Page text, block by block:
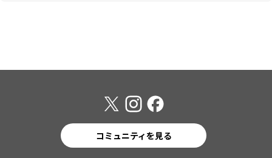
コミュニティを見る